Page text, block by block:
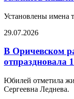
Установлены имена
29.07.2026
В Оричевском
отпраздновала
Юбилей отметила
Сергеевна Леднева.